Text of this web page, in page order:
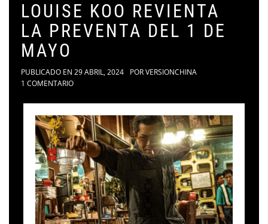
LOUISE KOO REVIENTA
LA PREVENTA DEL 1 DE
MAYO
PUBLICADO EN 29 ABRIL, 2024 PORVERSIONCHINA
1 COMENTARIO